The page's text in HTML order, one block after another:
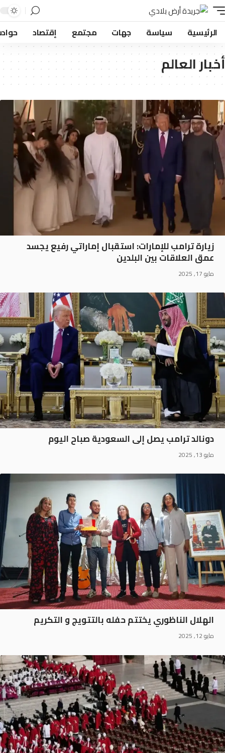
سياسة جهات مجتمع إقتصاد حوادث
العالم
زيارة ترامب للإمارات: استقبال إماراتي رفيع يجسد
عمق العلاقات بين البلدين
مايو 17, 2025
دونالد ترامب يصل إلى السعودية صباح اليوم
مايو 13, 2025
الهلال الناظوري يختتم حفله بالتتويج و التكريم
مايو 12, 2025